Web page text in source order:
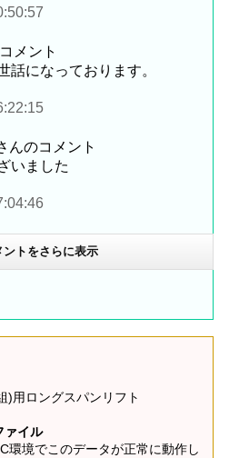
メント
話になっております。
んのコメント
いました
ントをさらに表示
)用ロングスパンリフト
ァイル
環境でこのデータが正常に動作し